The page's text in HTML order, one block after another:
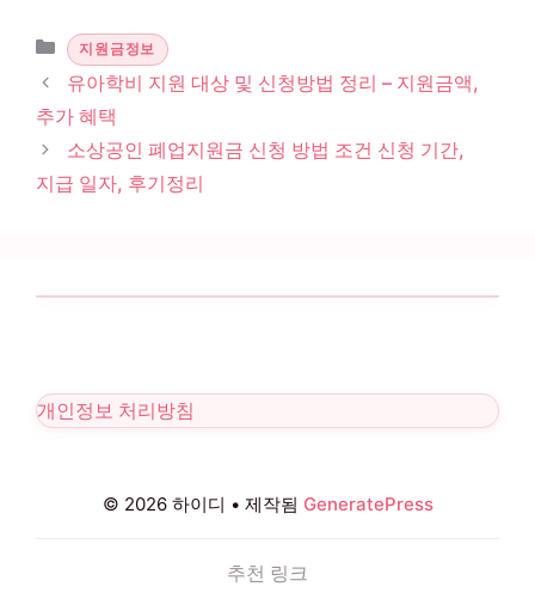
카테고리
지원금정보
유아학비 지원 대상 및 신청방법 정리 – 지원금액,
추가 혜택
소상공인 폐업지원금 신청 방법 조건 신청 기간,
지급 일자, 후기정리
개인정보 처리방침
© 2026 하이디 • 제작됨 GeneratePress
추천 링크